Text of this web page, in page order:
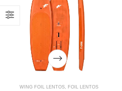
WING FOIL LENTOS, FOIL LENTOS